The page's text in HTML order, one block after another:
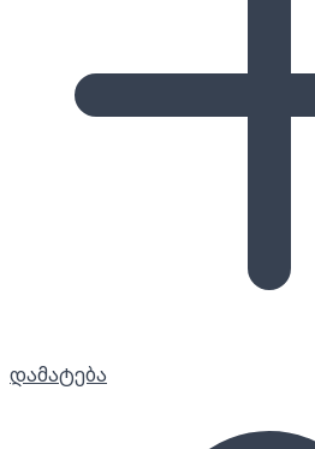
დამატება